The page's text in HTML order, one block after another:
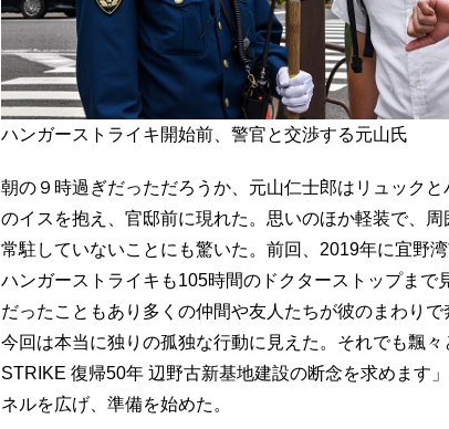
ハンガーストライキ開始前、警官と交渉する元山氏
朝の９時過ぎだっただろうか、元山仁士郎はリュックと
のイスを抱え、官邸前に現れた。思いのほか軽装で、
常駐していないことにも驚いた。前回、2019年に宜野
ハンガーストライキも105時間のドクターストップまで
だったこともあり多くの仲間や友人たちが彼のまわり
今回は本当に独りの孤独な行動に見えた。それでも飄
STRIKE 復帰50年 辺野古新基地建設の断念を求めます
ネルを広げ、準備を始めた。